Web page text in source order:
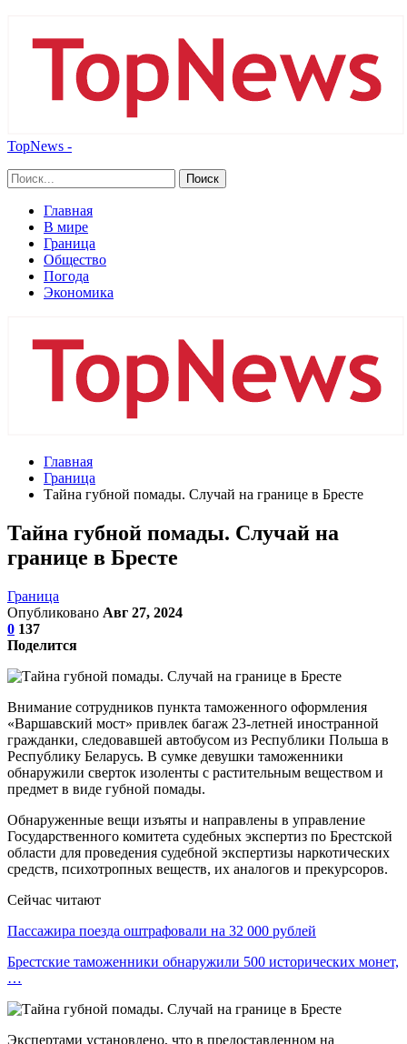
TopNews -
Главная
В мире
Граница
Общество
Погода
Экономика
Главная
Граница
Тайна губной помады. Случай на границе в Бресте
Тайна губной помады. Случай на
границе в Бресте
Граница
Опубликовано Авг 27, 2024
0 137
Поделится
Внимание сотрудников пункта таможенного оформления
«Варшавский мост» привлек багаж 23-летней иностранной
гражданки, следовавшей автобусом из Республики Польша в
Республику Беларусь. В сумке девушки таможенники
обнаружили сверток изоленты с растительным веществом и
предмет в виде губной помады.
Обнаруженные вещи изъяты и направлены в управление
Государственного комитета судебных экспертиз по Брестской
области для проведения судебной экспертизы наркотических
средств, психотропных веществ, их аналогов и прекурсоров.
Сейчас читают
Пассажира поезда оштрафовали на 32 000 рублей
Брестские таможенники обнаружили 500 исторических монет,
…
Экспертами установлено, что в предоставленном на